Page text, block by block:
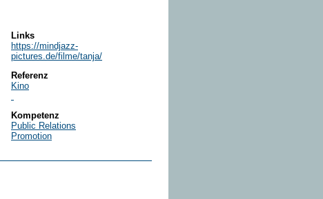
Links
https://mindjazz-
pictures.de/filme/tanja/
Referenz
Kino
Kompetenz
Public Relations
Promotion